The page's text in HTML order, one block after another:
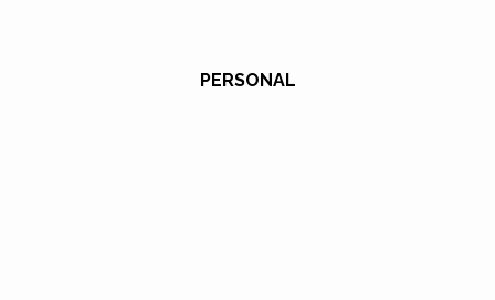
PERSONAL